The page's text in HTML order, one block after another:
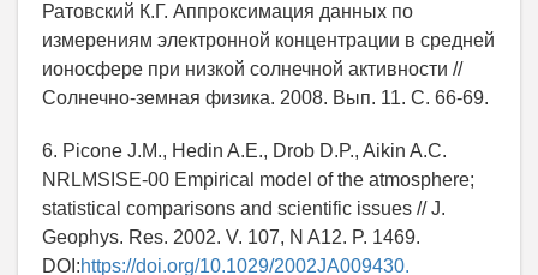
Ратовский К.Г. Аппроксимация данных по
измерениям электронной концентрации в средней
ионосфере при низкой солнечной активности //
Солнечно-земная физика. 2008. Вып. 11. С. 66-69.
6. Picone J.M., Hedin A.E., Drob D.P., Aikin A.C.
NRLMSISE-00 Empirical model of the atmosphere;
statistical comparisons and scientific issues // J.
Geophys. Res. 2002. V. 107, N A12. P. 1469.
DOI:https://doi.org/10.1029/2002JA009430.